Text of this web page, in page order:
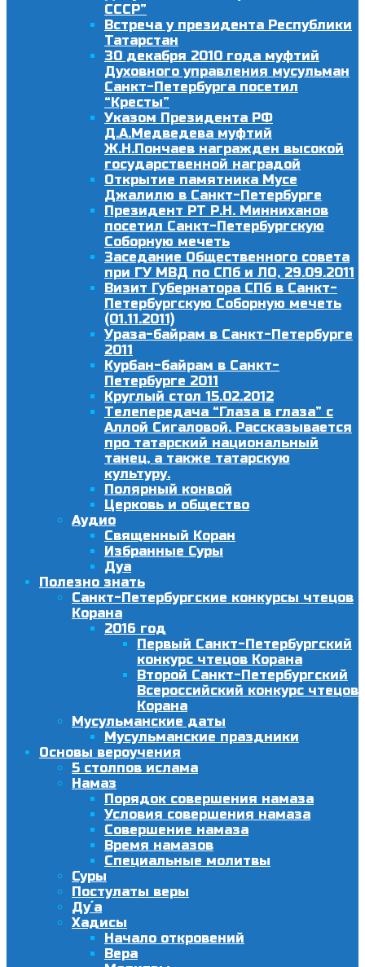
СССР”
Встреча у президента Республики
Татарстан
30 декабря 2010 года муфтий
Духовного управления мусульман
Санкт-Петербурга посетил
“Кресты”
Указом Президента РФ
Д.А.Медведева муфтий
Ж.Н.Пончаев награжден высокой
государственной наградой
Открытие памятника Мусе
Джалилю в Санкт-Петербурге
Президент РТ Р.Н. Минниханов
посетил Санкт-Петербургскую
Соборную мечеть
Заседание Общественного совета
при ГУ МВД по СПб и ЛО, 29.09.2011
Визит Губернатора СПб в Санкт-
Петербургскую Соборную мечеть
(01.11.2011)
Ураза-байрам в Санкт-Петербурге
2011
Курбан-байрам в Санкт-
Петербурге 2011
Круглый стол 15.02.2012
Телепередача “Глаза в глаза” с
Аллой Сигаловой. Рассказывается
про татарский национальный
танец, а также татарскую
культуру.
Полярный конвой
Церковь и общество
Аудио
Священный Коран
Избранные Суры
Дуа
Полезно знать
Санкт-Петербургские конкурсы чтецов
Корана
2016 год
Первый Санкт-Петербургский
конкурс чтецов Корана
Второй Санкт-Петербургский
Всероссийский конкурс чтецов
Корана
Мусульманские даты
Мусульманские праздники
Основы вероучения
5 столпов ислама
Намаз
Порядок совершения намаза
Условия совершения намаза
Совершение намаза
Время намазов
Специальные молитвы
Суры
Постулаты веры
Ду´а
Хадисы
Начало откровений
Вера